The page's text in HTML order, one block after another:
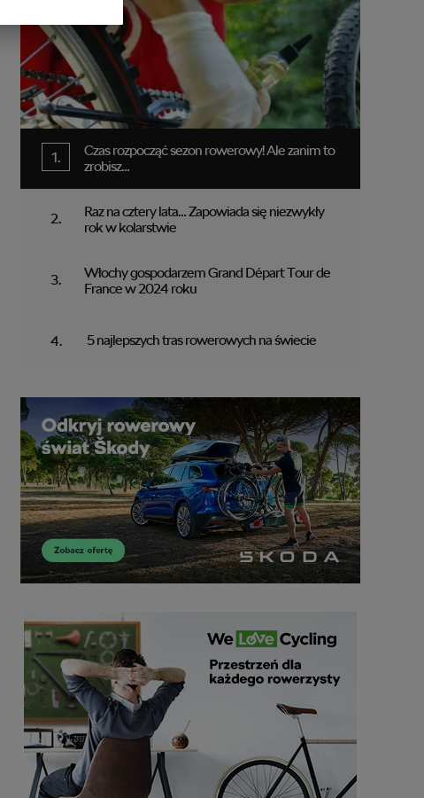
Czas rozpocząć sezon rowerowy! Ale zanim to
zrobisz…
Raz na cztery lata… Zapowiada się niezwykły
rok w kolarstwie
Włochy gospodarzem Grand Départ Tour de
France w 2024 roku
5 najlepszych tras rowerowych na świecie